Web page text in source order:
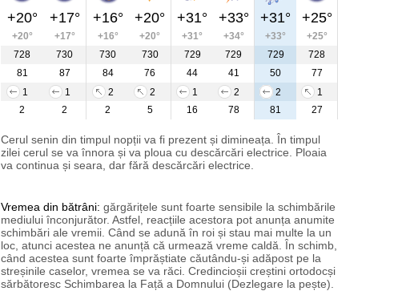
+20° +17° +16° +20° +31° +33° +31° +25°
+20° +17° +16° +20° +31° +34° +33°
+25°
728
730 730 730 729 729 729
728
81
87 84 76 44 41 50
77
1
1 2 2 1 2 2
1
2
2 2 5 16 78 81 27
Cerul senin din timpul nopții va fi prezent și dimineața. În timpul
zilei cerul se va înnora și va ploua cu descărcări electrice. Ploaia
va continua și seara, dar fără descărcări electrice.
Vremea din bătrâni: gărgărițele sunt foarte sensibile la schimbările
mediului înconjurător. Astfel, reacțiile acestora pot anunța anumite
schimbări ale vremii. Când se adună în roi și stau mai multe la un
loc, atunci acestea ne anunță că urmează vreme caldă. În schimb,
când acestea sunt foarte împrăștiate căutându-și adăpost pe la
streșinile caselor, vremea se va răci. Credincioșii creștini ortodocși
sărbătoresc Schimbarea la Față a Domnului (Dezlegare la pește).